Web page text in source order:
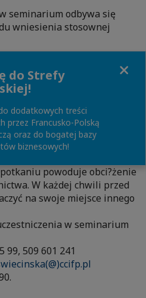
seminarium odbywa się
wniesienia stosownej
– Handlowa w
nr: 05 1370 1037 0000 1706
w spotkaniu
3 dni przed dat? odbycia
uczestnictwa w terminie
uczestniczenia
powoduje obci?żenie
W każdej chwili przed
na swoje miejsce innego
w seminarium
99, 509 601 241
do Strefy
dodatkowych treści
przez Francusko-Polską
oraz do bogatej bazy
biznesowych!